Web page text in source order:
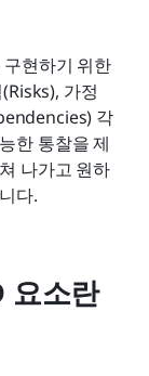
현하기 위한
가정
각
한 통찰을 제
나가고 원하
다.
요소란